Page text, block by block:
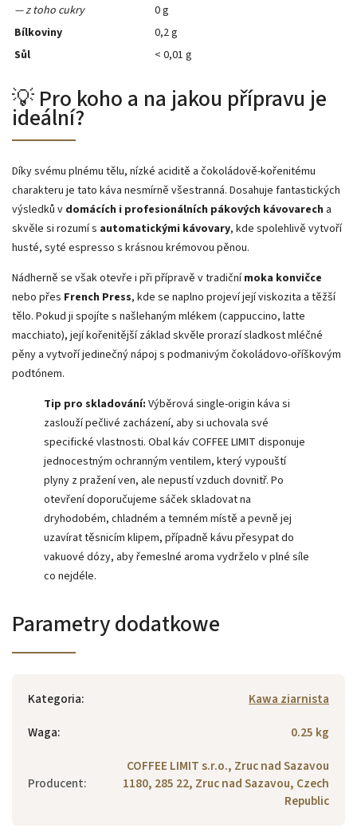
— z toho cukry
0 g
Bílkoviny
0,2 g
Sůl
< 0,01 g
💡 Pro koho a na jakou přípravu je
ideální?
Díky svému plnému tělu, nízké aciditě a čokoládově-kořenitému
charakteru je tato káva nesmírně všestranná. Dosahuje fantastických
výsledků v domácích i profesionálních pákových kávovarech a
skvěle si rozumí s automatickými kávovary, kde spolehlivě vytvoří
husté, syté espresso s krásnou krémovou pěnou.
Nádherně se však otevře i při přípravě v tradičnímoka konvičce
nebo přes French Press, kde se naplno projeví její viskozita a těžší
tělo. Pokud ji spojíte s našlehaným mlékem (cappuccino, latte
macchiato), její kořenitější základ skvěle prorazí sladkost mléčné
pěny a vytvoří jedinečný nápoj s podmanivým čokoládovo-oříškovým
podtónem.
Tip pro skladování: Výběrová single-origin káva si
zaslouží pečlivé zacházení, aby si uchovala své
specifické vlastnosti. Obal káv COFFEE LIMIT disponuje
jednocestným ochranným ventilem, který vypouští
plyny z pražení ven, ale nepustí vzduch dovnitř. Po
otevření doporučujeme sáček skladovat na
dryhodobém, chladném a temném místě a pevně jej
uzavírat těsnicím klipem, případně kávu přesypat do
vakuové dózy, aby řemeslné aroma vydrželo v plné síle
co nejdéle.
Parametry dodatkowe
Kategoria:
Kawa ziarnista
Waga: 0.25 kg
Producent:
COFFEE LIMIT s.r.o., Zruc nad Sazavou
1180, 285 22, Zruc nad Sazavou, Czech
Republic